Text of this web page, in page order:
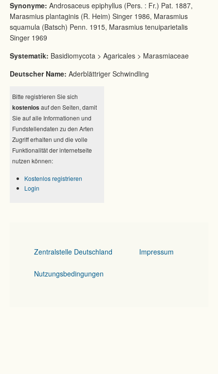
Synonyme: Androsaceus epiphyllus (Pers. : Fr.) Pat. 1887,
Marasmius plantaginis (R. Heim) Singer 1986, Marasmius
squamula (Batsch) Penn. 1915, Marasmius tenuiparietalis
Singer 1969
Systematik: Basidiomycota > Agaricales > Marasmiaceae
Deutscher Name: Aderblättriger Schwindling
Bitte registrieren Sie sich
kostenlos auf den Seiten, damit
Sie auf alle Informationen und
Fundstellendaten zu den Arten
Zugriff erhalten und die volle
Funktionalität der internetseite
nutzen können:
Kostenlos registrieren
Login
Zentralstelle Deutschland Impressum
Nutzungsbedingungen